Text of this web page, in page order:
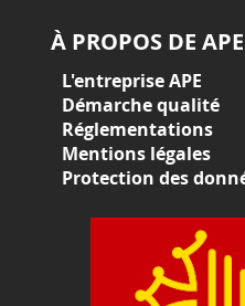
À PROPOS DE APE
L'entreprise APE
Démarche qualité
Réglementations
Mentions légales
Protection des